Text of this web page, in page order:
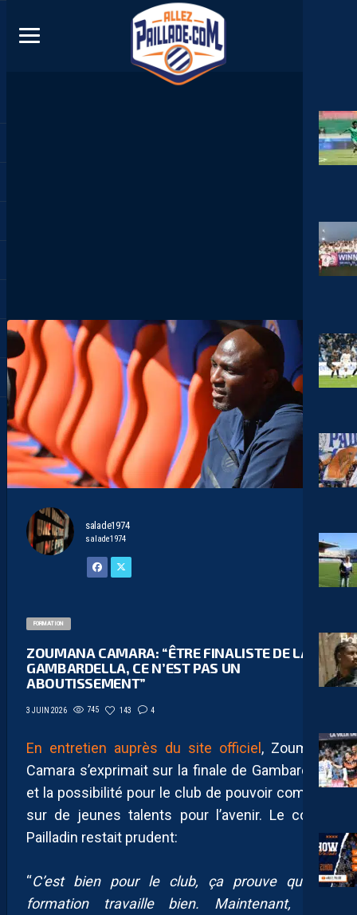
salade1974
salade1974
FORMATION
ZOUMANA CAMARA: “ÊTRE FINALISTE DE LA
GAMBARDELLA, CE N’EST PAS UN
ABOUTISSEMENT”
3 JUIN 2026 745 143 4
En entretien auprès du site officiel, Zoumana
Camara s’exprimait sur la finale de Gambardella
et la possibilité pour le club de pouvoir compter
sur de jeunes talents pour l’avenir. Le coach
Pailladin restait prudent:
“C’est bien pour le club, ça prouve que la
formation travaille bien. Maintenant, être